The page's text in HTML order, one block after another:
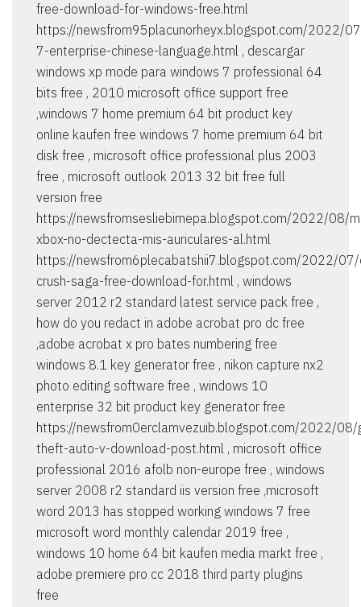
free-download-for-windows-free.html
https://newsfrom95placunorheyx.blogspot.com/2022/
7-enterprise-chinese-language.html , descargar
windows xp mode para windows 7 professional 64
bits free , 2010 microsoft office support free
,windows 7 home premium 64 bit product key
online kaufen free windows 7 home premium 64 bit
disk free , microsoft office professional plus 2003
free , microsoft outlook 2013 32 bit free full
version free
https://newsfromsesliebimepa.blogspot.com/2022/08/
xbox-no-dectecta-mis-auriculares-al.html
https://newsfrom6plecabatshii7.blogspot.com/2022/
crush-saga-free-download-for.html , windows
server 2012 r2 standard latest service pack free ,
how do you redact in adobe acrobat pro dc free
,adobe acrobat x pro bates numbering free
windows 8.1 key generator free , nikon capture nx2
photo editing software free , windows 10
enterprise 32 bit product key generator free
https://newsfrom0erclamvezuib.blogspot.com/2022/08/
theft-auto-v-download-post.html , microsoft office
professional 2016 afolb non-europe free , windows
server 2008 r2 standard iis version free ,microsoft
word 2013 has stopped working windows 7 free
microsoft word monthly calendar 2019 free ,
windows 10 home 64 bit kaufen media markt free ,
adobe premiere pro cc 2018 third party plugins
free